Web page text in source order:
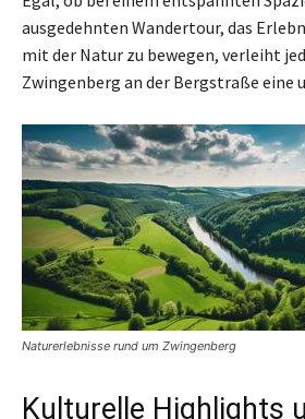
ausgedehnten Wandertour, das
mit der Natur zu bewegen, verleiht
Zwingenberg an der Bergstraße eine
Naturerlebnisse rund um Zwingenberg
Kulturelle Highlights